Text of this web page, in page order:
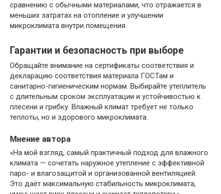
сравнению с обычными материалами, что отражается в
меньших затратах на отопление и улучшении
микроклимата внутри помещения.
Гарантии и безопасность при выборе
Обращайте внимание на сертификаты соответствия и
декларацию соответствия материала ГОСТам и
санитарно-гигиеническим нормам. Выбирайте утеплитель
с длительным сроком эксплуатации и устойчивостью к
плесени и грибку. Влажный климат требует не только
теплоты, но и здорового микроклимата.
Мнение автора
«На мой взгляд, самый практичный подход для влажного
климата — сочетать наружное утепление с эффективной
паро- и влагозащитой и организованной вентиляцией.
Это даёт максимальную стабильность микроклимата,